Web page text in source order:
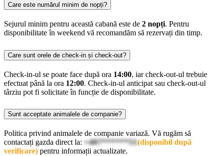
Care este numărul minim de nopți?
Sejurul minim pentru această cabană este de 2 nopți. Pentru
disponibilitate în weekend vă recomandăm să rezervați din timp.
Care sunt orele de check-in și check-out?
Check-in-ul se poate face după ora 14:00, iar check-out-ul trebuie
efectuat până la ora 12:00. Check-in-ul anticipat sau check-out-ul
târziu pot fi solicitate în funcție de disponibilitate.
Sunt acceptate animalele de companie?
Politica privind animalele de companie variază. Vă rugăm să
contactați gazda direct la: +407******51(disponibil după
verificare) pentru informații actualizate.